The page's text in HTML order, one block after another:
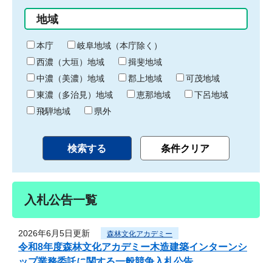
始
り
間
終
わ
り
地域
本庁
岐阜地域（本庁除く）
西濃（大垣）地域
揖斐地域
中濃（美濃）地域
郡上地域
可茂地域
東濃（多治見）地域
恵那地域
下呂地域
飛騨地域
県外
入札公告一覧
2026年6月5日更新 森林文化アカデミー
令和8年度森林文化アカデミー木造建築インターンシ